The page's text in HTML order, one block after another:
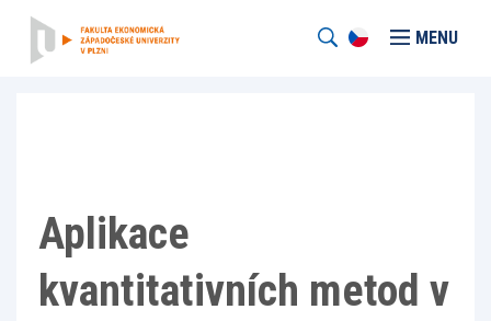
MENU
Aplikace
kvantitativních metod v